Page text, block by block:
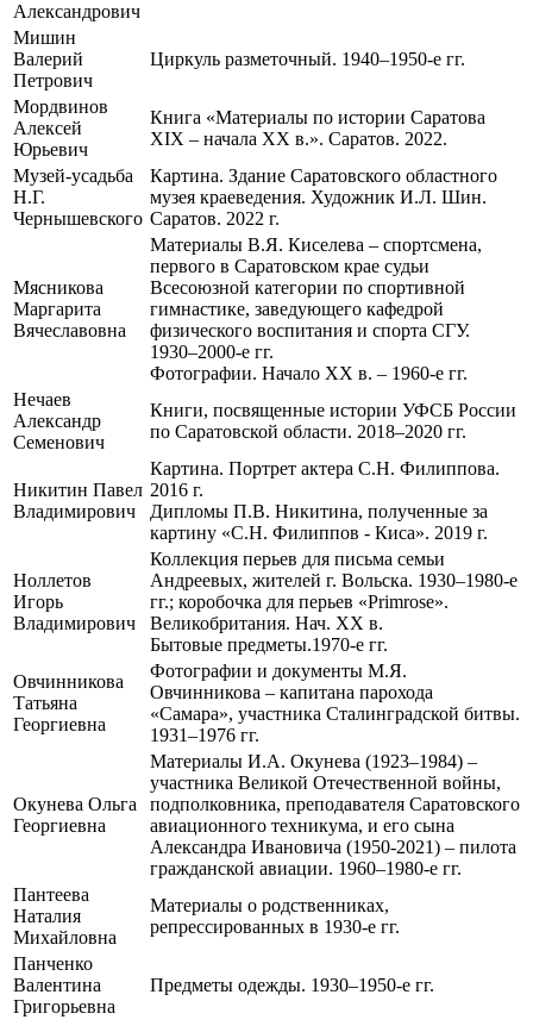
Александрович
Мишин
Валерий
Петрович
Циркуль разметочный. 1940–1950-е гг.
Мордвинов
Алексей
Юрьевич
Книга «Материалы по истории Саратова
XIX – начала XX в.». Саратов. 2022.
Музей-усадьба
Н.Г.
Чернышевского
Картина. Здание Саратовского областного
музея краеведения. Художник И.Л. Шин.
Саратов. 2022 г.
Мясникова
Маргарита
Вячеславовна
Материалы В.Я. Киселева – спортсмена,
первого в Саратовском крае судьи
Всесоюзной категории по спортивной
гимнастике, заведующего кафедрой
физического воспитания и спорта СГУ.
1930–2000-е гг.
Фотографии. Начало ХХ в. – 1960-е гг.
Нечаев
Александр
Семенович
Книги, посвященные истории УФСБ России
по Саратовской области. 2018–2020 гг.
Никитин Павел
Владимирович
Картина. Портрет актера С.Н. Филиппова.
2016 г.
Дипломы П.В. Никитина, полученные за
картину «С.Н. Филиппов - Киса». 2019 г.
Ноллетов
Игорь
Владимирович
Коллекция перьев для письма семьи
Андреевых, жителей г. Вольска. 1930–1980-е
гг.; коробочка для перьев «Primrose».
Великобритания. Нач. ХХ в.
Бытовые предметы.1970-е гг.
Овчинникова
Татьяна
Георгиевна
Фотографии и документы М.Я.
Овчинникова – капитана парохода
«Самара», участника Сталинградской битвы.
1931–1976 гг.
Окунева Ольга
Георгиевна
Материалы И.А. Окунева (1923–1984) –
участника Великой Отечественной войны,
подполковника, преподавателя Саратовского
авиационного техникума, и его сына
Александра Ивановича (1950-2021) – пилота
гражданской авиации. 1960–1980-е гг.
Пантеева
Наталия
Михайловна
Материалы о родственниках,
репрессированных в 1930-е гг.
Панченко
Валентина
Григорьевна
Предметы одежды. 1930–1950-е гг.